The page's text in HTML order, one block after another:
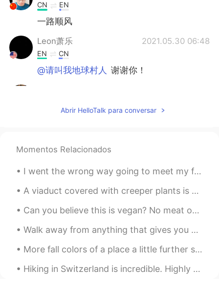
CN EN
一路顺风
Leon萧乐 2021.05.30 06:48
EN CN
@请叫我地球村人 谢谢你！
EN CN
@komaru 谢谢！
komaru 2021.05.30 06:24
@Leon萧乐 不用谢！祝你一路顺风！
Leon萧乐 2021.05.30 06:24
EN CN
@komaru 哇！谢谢你的修改和解释！
Abrir HelloTalk para conversar
Momentos Relacionados
I went the wrong way going to meet my friend and accidentally found a really cool area of London!...
A viaduct covered with creeper plants is seen in Chengdu, southwest China’s Sichuan. Pedestrians ...
Can you believe this is vegan? No meat or dairy products. This is at the vegandale festival. They...
Walk away from anything that gives you bad vibes . There is no need to explain or make sense of i...
More fall colors of a place a little further south of where I live. These are taken by a friend. ...
Hiking in Switzerland is incredible. Highly recommend visiting. The water, air, mountains and the...